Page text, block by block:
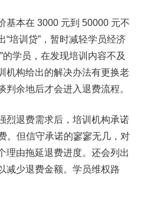
基本在 3000 元到 50000 元不
“培训贷”，暂时减轻学员经济
的学员，在发现培训内容不及
机构给出的解决办法有更换老
判余地后才会进入退费流程。
烈退费需求后，培训机构承诺
。但信守承诺的寥寥无几，对
理由拖延退费进度。还会列出
减少退费金额。学员维权路